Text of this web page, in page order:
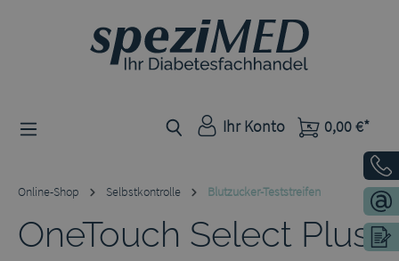
Zum Hauptinhalt springen
Ihr Konto 0,00 €*
Online-Shop Selbstkontrolle Blutzucker-Teststreifen
OneTouch Select Plus